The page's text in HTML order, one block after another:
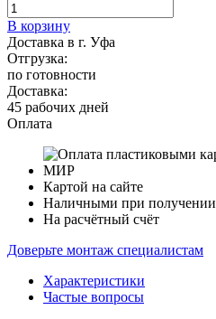
В корзину
Доставка в г. Уфа
Отгрузка:
по готовности
Доставка:
45 рабочих дней
Оплата
Картой на сайте
Наличными при получении
На расчётный счёт
Доверьте монтаж специалистам
Характеристики
Частые вопросы